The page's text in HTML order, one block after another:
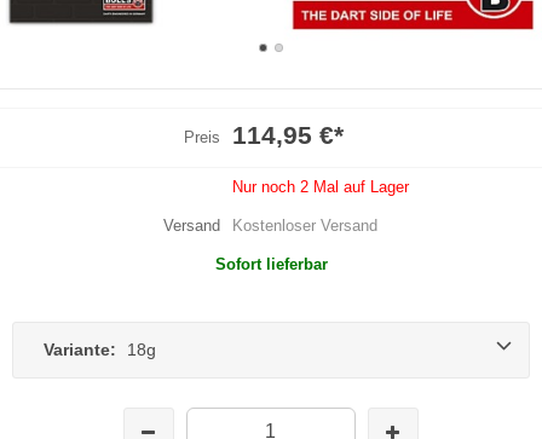
Preis 114,95 €*
Nur noch 2 Mal auf Lager
Versand Kostenloser Versand
Sofort lieferbar
Variante: 18g